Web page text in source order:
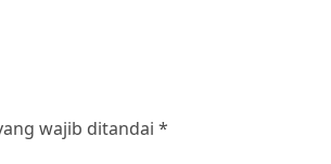
wajib ditandai *